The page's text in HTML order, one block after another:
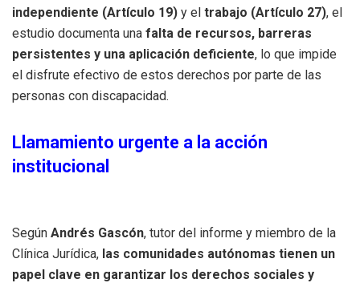
independiente (Artículo 19) y el trabajo (Artículo 27), el
estudio documenta una falta de recursos, barreras
persistentes y una aplicación deficiente, lo que impide
el disfrute efectivo de estos derechos por parte de las
personas con discapacidad.
Llamamiento urgente a la acción
institucional
Según Andrés Gascón, tutor del informe y miembro de la
Clínica Jurídica, las comunidades autónomas tienen un
papel clave en garantizar los derechos sociales y